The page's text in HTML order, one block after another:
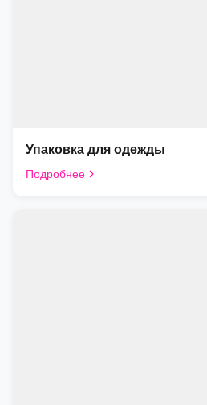
Упаковка для одежды
Подробнее